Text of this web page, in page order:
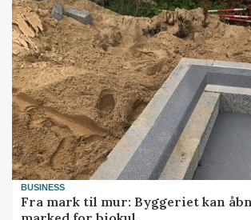
BUSINESS
Fra mark til mur: Byggeriet kan